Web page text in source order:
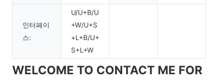
인터페이
스:
U/U+B/U
+W/U+S
+L+B/U+
S+L+W
WELCOME TO CONTACT ME FOR